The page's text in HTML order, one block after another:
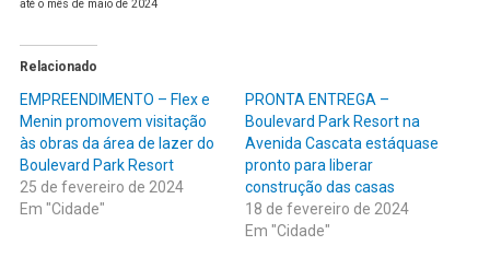
até o mês de maio de 2024
Relacionado
EMPREENDIMENTO – Flex e
Menin promovem visitação
às obras da área de lazer do
Boulevard Park Resort
25 de fevereiro de 2024
Em "Cidade"
PRONTA ENTREGA –
Boulevard Park Resort na
Avenida Cascata estáquase
pronto para liberar
construção das casas
18 de fevereiro de 2024
Em "Cidade"